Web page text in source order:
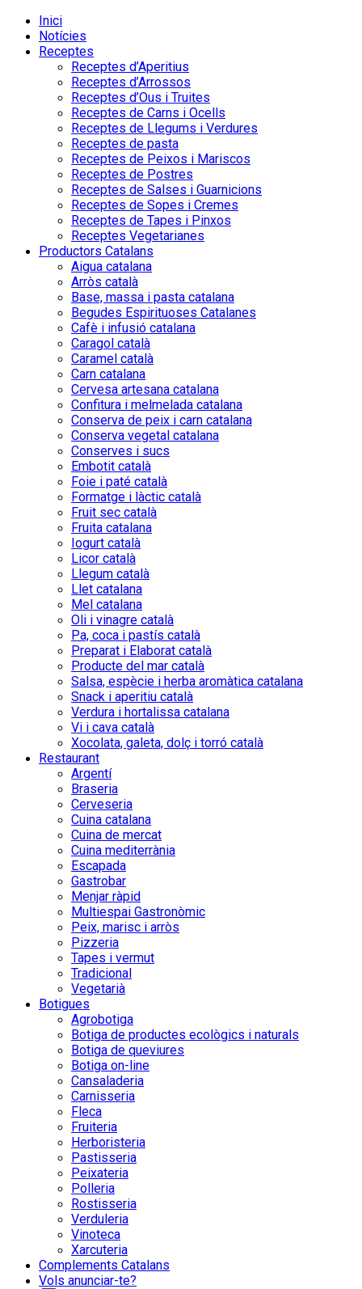
Inici
Notícies
Receptes
Receptes d’Aperitius
Receptes d’Arrossos
Receptes d’Ous i Truites
Receptes de Carns i Ocells
Receptes de Llegums i Verdures
Receptes de pasta
Receptes de Peixos i Mariscos
Receptes de Postres
Receptes de Salses i Guarnicions
Receptes de Sopes i Cremes
Receptes de Tapes i Pinxos
Receptes Vegetarianes
Productors Catalans
Aigua catalana
Arròs català
Base, massa i pasta catalana
Begudes Espirituoses Catalanes
Cafè i infusió catalana
Caragol català
Caramel català
Carn catalana
Cervesa artesana catalana
Confitura i melmelada catalana
Conserva de peix i carn catalana
Conserva vegetal catalana
Conserves i sucs
Embotit català
Foie i paté català
Formatge i làctic català
Fruit sec català
Fruita catalana
Iogurt català
Licor català
Llegum català
Llet catalana
Mel catalana
Oli i vinagre català
Pa, coca i pastís català
Preparat i Elaborat català
Producte del mar català
Salsa, espècie i herba aromàtica catalana
Snack i aperitiu català
Verdura i hortalissa catalana
Vi i cava català
Xocolata, galeta, dolç i torró català
Restaurant
Argentí
Braseria
Cerveseria
Cuina catalana
Cuina de mercat
Cuina mediterrània
Escapada
Gastrobar
Menjar ràpid
Multiespai Gastronòmic
Peix, marisc i arròs
Pizzeria
Tapes i vermut
Tradicional
Vegetarià
Botigues
Agrobotiga
Botiga de productes ecològics i naturals
Botiga de queviures
Botiga on-line
Cansaladeria
Carnisseria
Fleca
Fruiteria
Herboristeria
Pastisseria
Peixateria
Polleria
Rostisseria
Verduleria
Vinoteca
Xarcuteria
Complements Catalans
Vols anunciar-te?